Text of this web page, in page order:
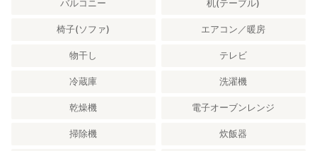
バルコニー 机(テーブル)
椅子(ソファ) エアコン／暖房
物干し テレビ
冷蔵庫 洗濯機
乾燥機 電子オーブンレンジ
掃除機 炊飯器